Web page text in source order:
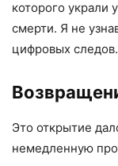
которого украли
смерти. Я не
цифровых следов.
Это открытие
немедленную